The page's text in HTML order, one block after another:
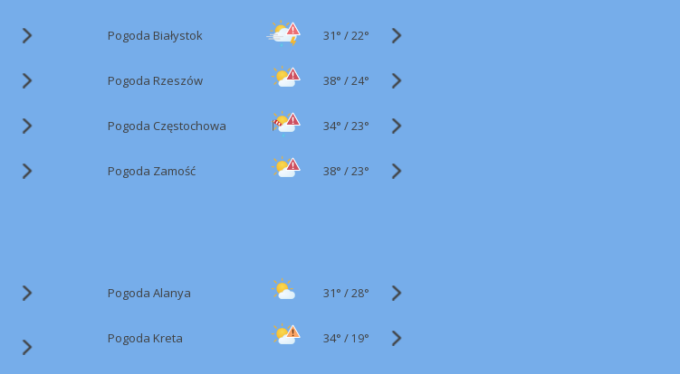
Pogoda Białystok 31° /22°
Pogoda Rzeszów 38° /24°
Pogoda Częstochowa 34° /23°
Pogoda Zamość 38° /23°
Pogoda Alanya 31° /28°
Pogoda Kreta 34° / 19°